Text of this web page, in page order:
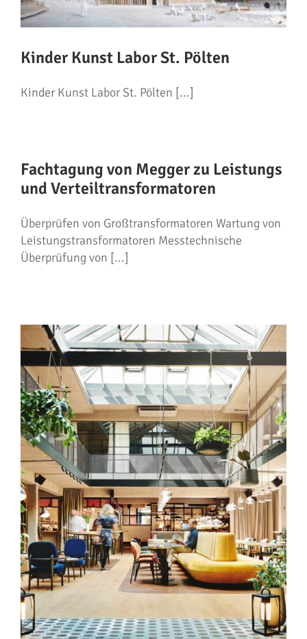
Kinder Kunst Labor St. Pölten
Kinder Kunst Labor St. Pölten [...]
Fachtagung von Megger zu Leistungs
und Verteiltransformatoren
Überprüfen von Großtransformatoren Wartung von
Leistungstransformatoren Messtechnische
Überprüfung von [...]